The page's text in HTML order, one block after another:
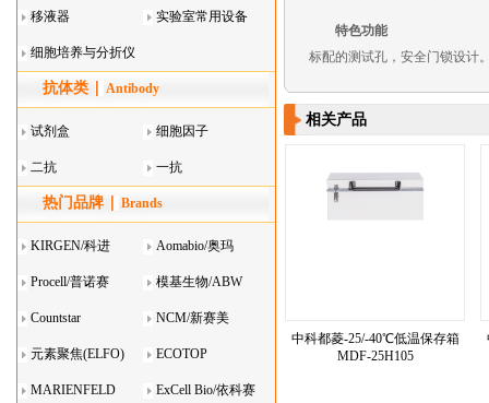
移液器 实验室常用设备
细胞培养与分折仪
器叠
抗体类 Antibody
试剂盒 细胞因子
二抗 一抗
热门品牌 Brands
KIRGEN/科进 Aomabio/奥玛
Procell/普诺赛 模基生物/ABW
Countstar NCM/新赛美
元素聚焦(ELFO) ECOTOP
MARIENFELD ExCell Bio/依科赛
特色功能
标配的测试孔，安全门锁设计
相关产品
中科都菱-25/-40℃低温保存箱
MDF-25H105